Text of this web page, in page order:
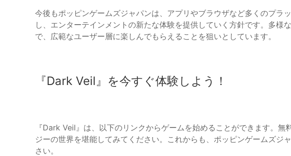
今後もポッピンゲームズジャパンは、アプリやブラウザなど多くのプラ
し、エンターテインメントの新たな体験を提供していく方針です。多様
で、広範なユーザー層に楽しんでもらえることを狙いとしています。
『Dark Veil』を今すぐ体験しよう！
『Dark Veil』は、以下のリンクからゲームを始めることができます。無
ジーの世界を堪能してみてください。これからも、ポッピンゲームズジ
さい。